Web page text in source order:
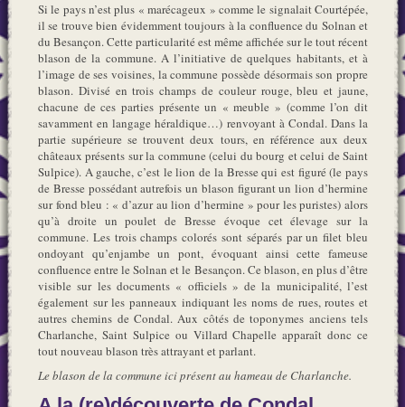
Si le pays n’est plus « marécageux » comme le signalait Courtépée,
il se trouve bien évidemment toujours à la confluence du Solnan et
du Besançon. Cette particularité est même affichée sur le tout récent
blason de la commune. A l’initiative de quelques habitants, et à
l’image de ses voisines, la commune possède désormais son propre
blason. Divisé en trois champs de couleur rouge, bleu et jaune,
chacune de ces parties présente un « meuble » (comme l’on dit
savamment en langage héraldique…) renvoyant à Condal. Dans la
partie supérieure se trouvent deux tours, en référence aux deux
châteaux présents sur la commune (celui du bourg et celui de Saint
Sulpice). A gauche, c’est le lion de la Bresse qui est figuré (le pays
de Bresse possédant autrefois un blason figurant un lion d’hermine
sur fond bleu : « d’azur au lion d’hermine » pour les puristes) alors
qu’à droite un poulet de Bresse évoque cet élevage sur la
commune. Les trois champs colorés sont séparés par un filet bleu
ondoyant qu’enjambe un pont, évoquant ainsi cette fameuse
confluence entre le Solnan et le Besançon. Ce blason, en plus d’être
visible sur les documents « officiels » de la municipalité, l’est
également sur les panneaux indiquant les noms de rues, routes et
autres chemins de Condal. Aux côtés de toponymes anciens tels
Charlanche, Saint Sulpice ou Villard Chapelle apparaît donc ce
tout nouveau blason très attrayant et parlant.
Le blason de la commune ici présent au hameau de Charlanche.